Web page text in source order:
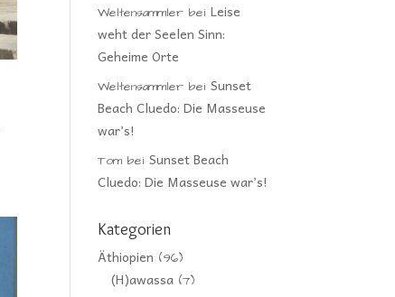
Weltensammler beiLeise
weht der Seelen Sinn:
Geheime Orte
Weltensammler beiSunset
Beach Cluedo: Die Masseuse
war’s!
Tom beiSunset Beach
Cluedo: Die Masseuse war’s!
Kategorien
Äthiopien (96)
(H)awassa (7)